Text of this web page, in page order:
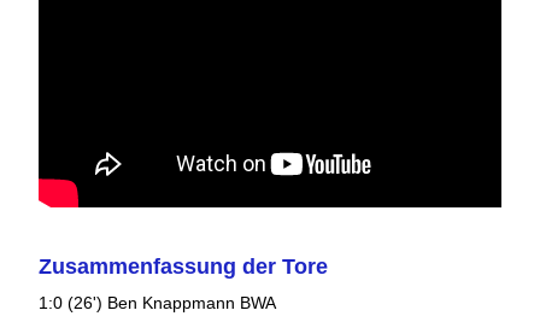
Zusammenfassung der Tore
1:0 (26') Ben Knappmann BWA